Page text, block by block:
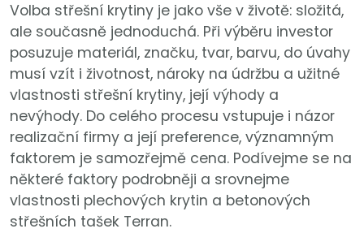
Volba střešní krytiny je jako vše v životě: složitá,
ale současně jednoduchá. Při výběru investor
posuzuje materiál, značku, tvar, barvu, do úvahy
musí vzít i životnost, nároky na údržbu a užitné
vlastnosti střešní krytiny, její výhody a
nevýhody. Do celého procesu vstupuje i názor
realizační firmy a její preference, významným
faktorem je samozřejmě cena. Podívejme se na
některé faktory podrobněji a srovnejme
vlastnosti plechových krytin a betonových
střešních tašek Terran.